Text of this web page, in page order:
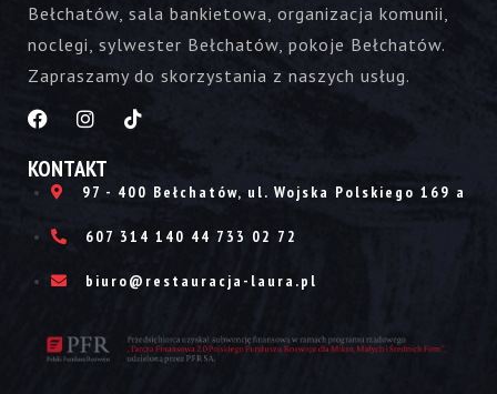
Bełchatów, sala bankietowa, organizacja komunii,
noclegi, sylwester Bełchatów, pokoje Bełchatów.
Zapraszamy do skorzystania z naszych usług.
KONTAKT
97 - 400 Bełchatów, ul. Wojska Polskiego 169 a
607 314 140 44 733 02 72
biuro@restauracja-laura.pl